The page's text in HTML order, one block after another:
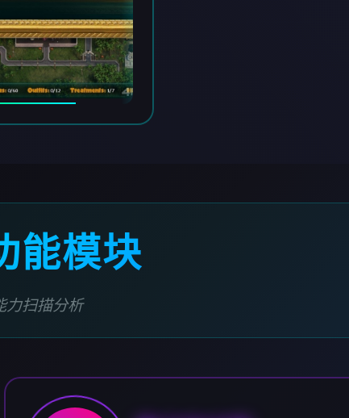
能模块
力扫描分析